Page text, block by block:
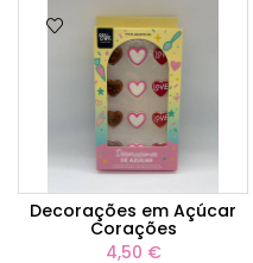
Decorações em Açúcar
Corações
4,50 €